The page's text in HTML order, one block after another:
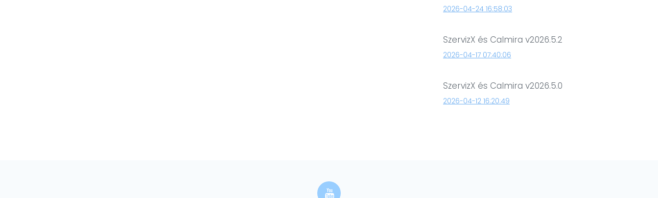
2026-04-24 16:58:03
SzervizX és Calmira v2026.5.2
2026-04-17 07:40:06
SzervizX és Calmira v2026.5.0
2026-04-12 16:20:49